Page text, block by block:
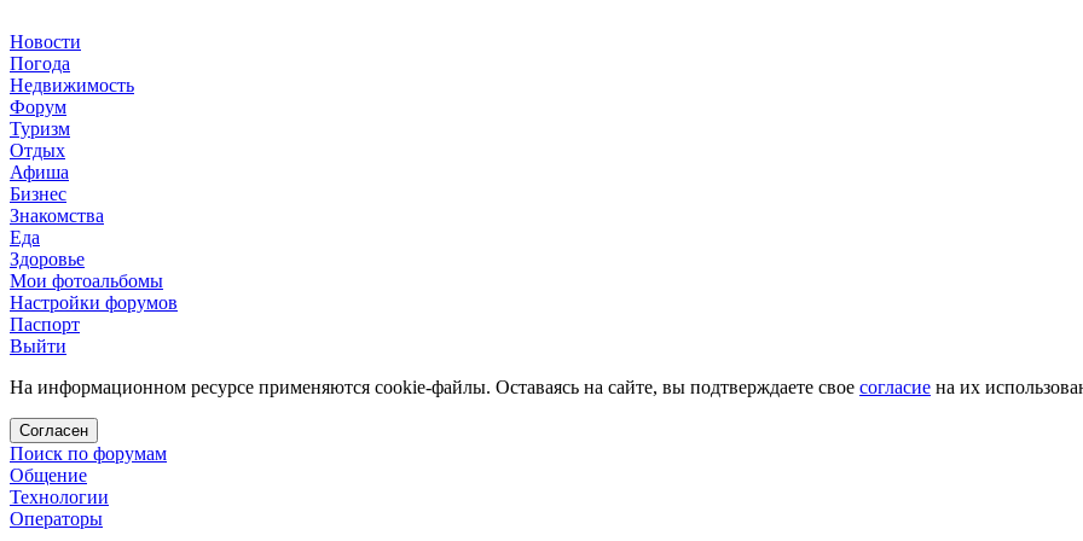
Новости
Погода
Недвижимость
Форум
Туризм
Отдых
Афиша
Бизнес
Знакомства
Еда
Здоровье
Мои фотоальбомы
Настройки форумов
Паспорт
Выйти
На информационном ресурсе применяются cookie-файлы. Оставаясь на сайте, вы подтверждаете свое согласие на их
Согласен
Поиск по форумам
Общение
Технологии
Операторы